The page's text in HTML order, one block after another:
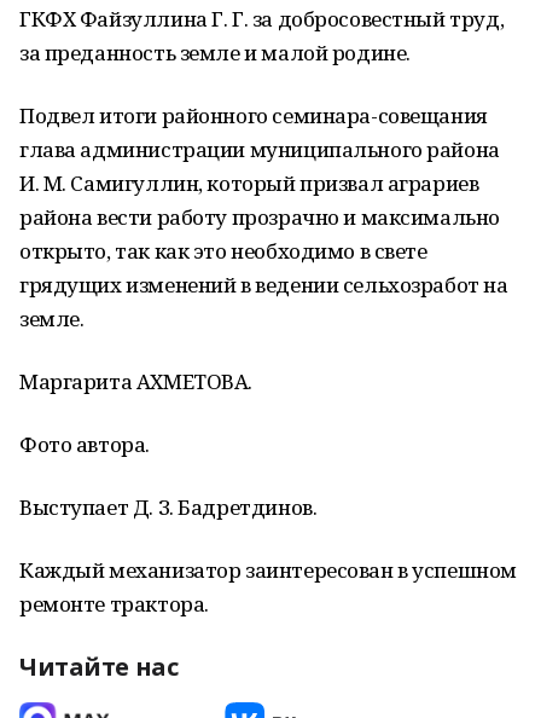
ГКФХ Файзуллина Г. Г. за добросовестный труд,
за преданность земле и малой родине.
Подвел итоги районного семинара-совещания
глава администрации муниципального района
И. М. Самигуллин, который призвал аграриев
района вести работу прозрачно и максимально
открыто, так как это необходимо в свете
грядущих изменений в ведении сельхозработ на
земле.
Маргарита АХМЕТОВА.
Фото автора.
Выступает Д. З. Бадретдинов.
Каждый механизатор заинтересован в успешном
ремонте трактора.
Читайте нас